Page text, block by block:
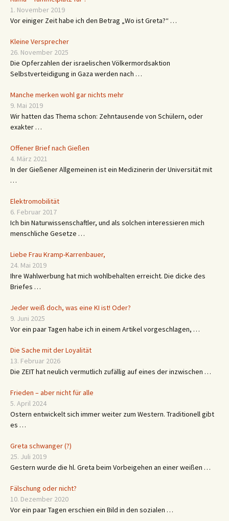
1. November 2019
Vor einiger Zeit habe ich den Betrag „Wo ist Greta?“ …
Kleine Versprecher
26. November 2025
Die Opferzahlen der israelischen Völkermordsaktion
Selbstverteidigung in Gaza werden nach …
Manche merken wohl gar nichts mehr
9. Mai 2019
Wir hatten das Thema schon: Zehntausende von Schülern, oder
exakter …
Offener Brief nach Gießen
4. März 2021
In der Gießener Allgemeinen ist ein Medizinerin der Universität mit
…
Elektromobilität
6. Februar 2017
Ich bin Naturwissenschaftler, und als solchen interessieren mich
menschliche Gesetze …
Liebe Frau Kramp-Karrenbauer,
24. Mai 2019
Ihre Wahlwerbung hat mich wohlbehalten erreicht. Die dicke des
Briefes …
Jeder weiß doch, was eine KI ist! Oder?
9. Juni 2025
Vor ein paar Tagen habe ich in einem Artikel vorgeschlagen, …
Die Sache mit der Loyalität
13. Februar 2026
Die ZEIT hat neulich vermutlich zufällig auf eines der inzwischen …
Frieden – aber nicht für alle
5. April 2024
Ostern entwickelt sich immer weiter zum Western. Traditionell gibt
es …
Greta schwanger (?)
25. Juli 2019
Gestern wurde die hl. Greta beim Vorbeigehen an einer weißen …
Fälschung oder nicht?
10. Dezember 2020
Vor ein paar Tagen erschien ein Bild in den sozialen …